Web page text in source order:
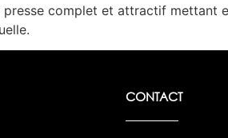
presse complet et attractif
CONTACT